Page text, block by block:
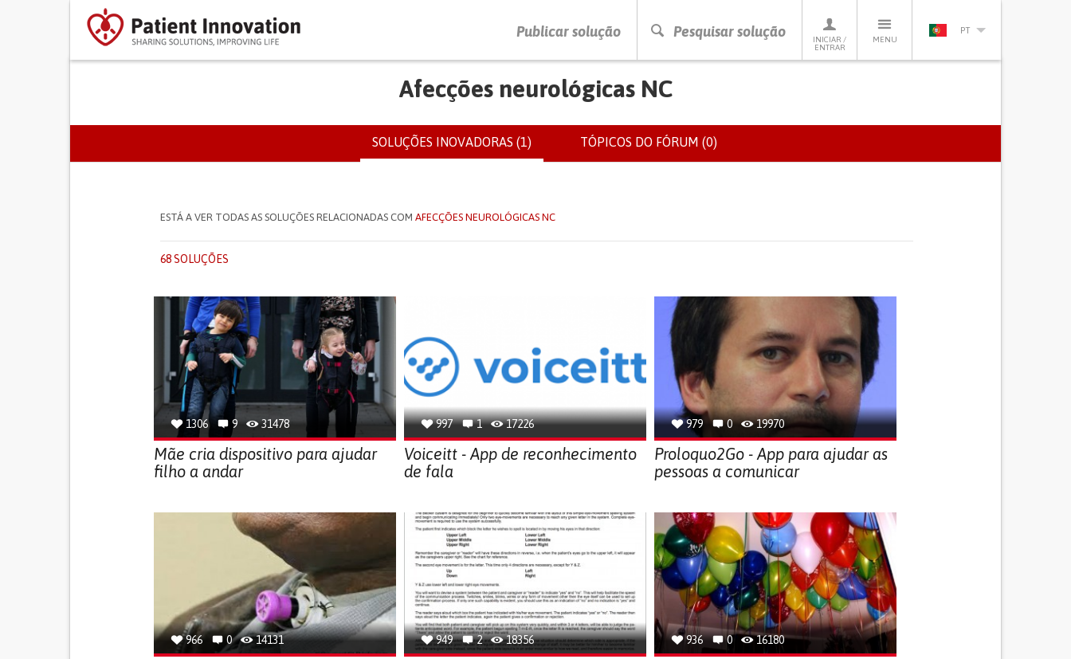
Publicar solução Pesquisar solução
INICIAR /
ENTRAR
MENU
PT
PRESSIONE ENTER PARA PESQUISAR
Afecções neurológicas NC
SEPARADORES PRIMÁRIOSSOLUÇÕES INOVADORAS (1) (SEPARADOR
ATIVO)
TÓPICOS DO FÓRUM (0)
ESTÁ A VER TODAS AS SOLUÇÕES RELACIONADAS COM AFECÇÕES NEUROLÓGICAS NC
68 SOLUÇÕES
1306 9 31478
Mãe cria dispositivo para ajudar
filho a andar
997 1 17226
Voiceitt - App de reconhecimento
de fala
979 0 19970
Proloquo2Go - App para ajudar as
pessoas a comunicar
966 0 14131 949 2 18356 936 0 16180